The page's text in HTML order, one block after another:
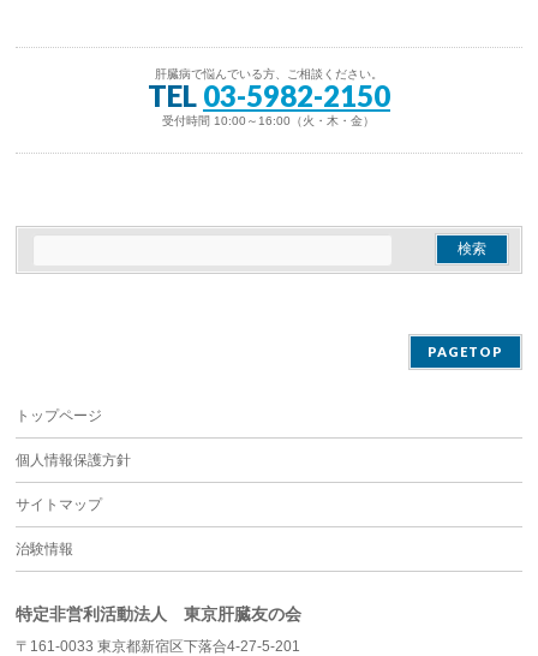
肝臓病で悩んでいる方、ご相談ください。
TEL 03-5982-2150
受付時間 10:00～16:00（火・木・金）
PAGETOP
トップページ
個人情報保護方針
サイトマップ
治験情報
特定非営利活動法人 東京肝臓友の会
〒161-0033 東京都新宿区下落合4-27-5-201